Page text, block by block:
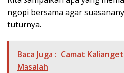
ngopi bersama agar
tuturnya.
Baca Juga : Camat
Masalah